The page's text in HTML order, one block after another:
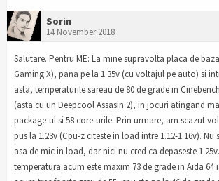
Sorin
14 November 2018
Salutare. Pentru ME: La mine supravolta placa de
Gaming X), pana pe la 1.35v (cu voltajul pe auto) si
asta, temperaturile sareau de 80 de grade in
(asta cu un Deepcool Assasin 2), in jocuri atingand
package-ul si 58 core-urile. Prin urmare, am scazut
pus la 1.23v (Cpu-z citeste in load intre 1.12-1.16v).
asa de mic in load, dar nici nu cred ca depaseste
temperatura acum este maxim 73 de grade in Aida